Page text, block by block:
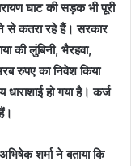
घाट की सड़क भी पूरी
से कतरा रहे हैं। सरकार
की लुंबिनी, भैरहवा,
रुपए का निवेश किया
हो गया है। कर्ज
शर्मा ने बताया कि